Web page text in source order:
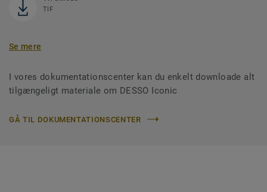
TIF
Se mere
I vores dokumentationscenter kan du enkelt downloade alt
tilgængeligt materiale om DESSO Iconic
GÅ TIL DOKUMENTATIONSCENTER